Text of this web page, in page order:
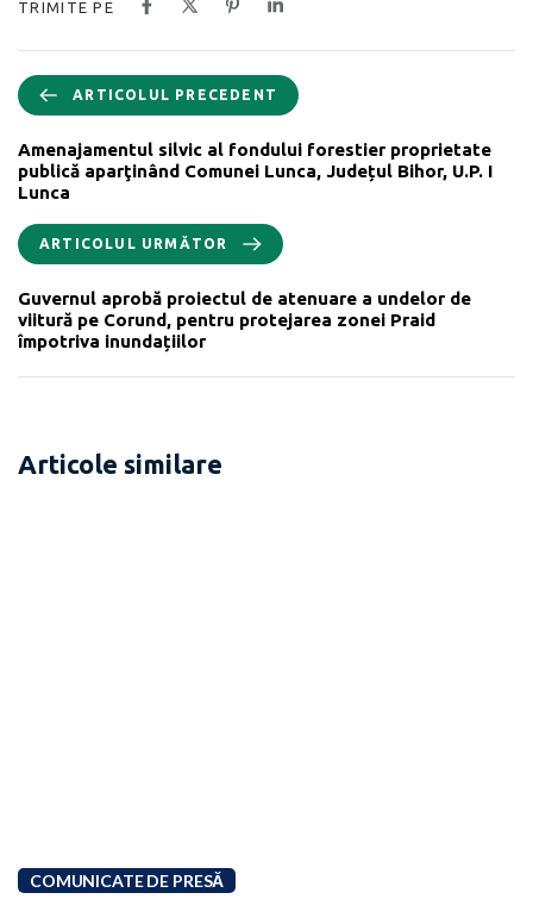
TRIMITE PE
ARTICOLUL PRECEDENT
Amenajamentul silvic al fondului forestier proprietate
publică aparţinând Comunei Lunca, Județul Bihor, U.P. I
Lunca
ARTICOLUL URMĂTOR
Guvernul aprobă proiectul de atenuare a undelor de
viitură pe Corund, pentru protejarea zonei Praid
împotriva inundațiilor
Articole similare
COMUNICATE DE PRESĂ